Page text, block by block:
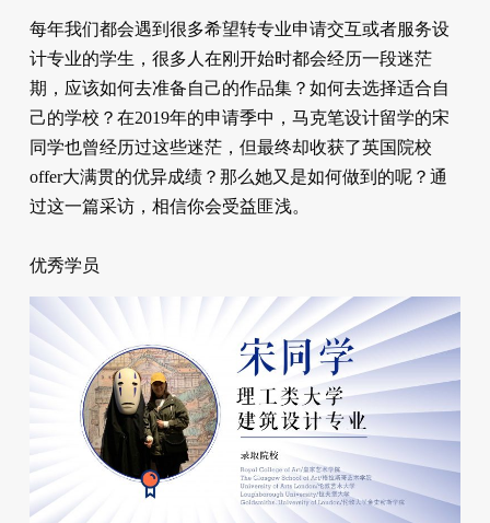
每年我们都会遇到很多希望转专业申请交互或者服务设
计专业的学生，很多人在刚开始时都会经历一段迷茫
期，应该如何去准备自己的作品集？如何去选择适合自
己的学校？在2019年的申请季中，马克笔设计留学的宋
同学也曾经历过这些迷茫，但最终却收获了英国院校
offer大满贯的优异成绩？那么她又是如何做到的呢？通
过这一篇采访，相信你会受益匪浅。
优秀学员